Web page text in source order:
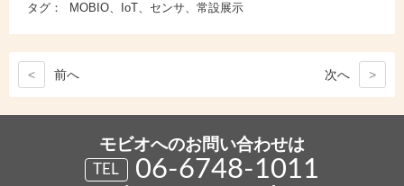
タグ： MOBIO、IoT、センサ、常設展示
< 前へ 次へ >
モビオへのお問い合わせは
TEL
06-6748-1011